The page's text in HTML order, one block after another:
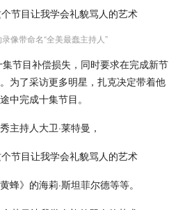
像带命名“全美最蠢主持人”
节目补偿损失，同时要求在完成新节
为了采访更多明星，扎克决定带着他
中完成十集节目。
主持人大卫·莱特曼，
》的海莉·斯坦菲尔德等等。